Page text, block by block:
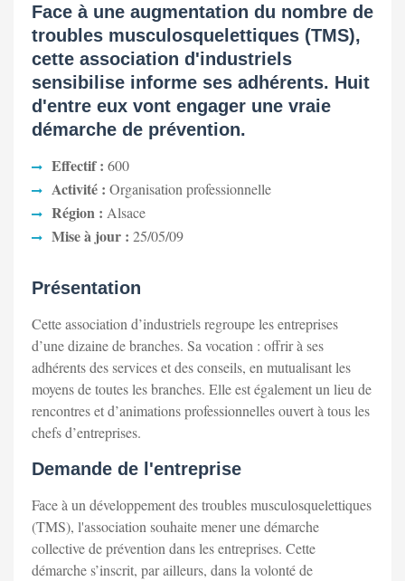
Face à une augmentation du nombre de
troubles musculosquelettiques (TMS),
cette association d'industriels
sensibilise informe ses adhérents. Huit
d'entre eux vont engager une vraie
démarche de prévention.
Effectif : 600
Activité : Organisation professionnelle
Région : Alsace
Mise à jour : 25/05/09
Présentation
Cette association d’industriels regroupe les entreprises
d’une dizaine de branches. Sa vocation : offrir à ses
adhérents des services et des conseils, en mutualisant les
moyens de toutes les branches. Elle est également un lieu de
rencontres et d’animations professionnelles ouvert à tous les
chefs d’entreprises.
Demande de l'entreprise
Face à un développement des troubles musculosquelettiques
(TMS), l'association souhaite mener une démarche
collective de prévention dans les entreprises. Cette
démarche s’inscrit, par ailleurs, dans la volonté de